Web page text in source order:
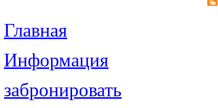
Главная
Информация
забронировать